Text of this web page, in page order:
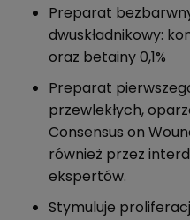
Preparat
dwuskładnikowy:
oraz betainy 0,1%
Preparat
przewlekłych,
Consensus on
również przez
ekspertów.
Stymuluje